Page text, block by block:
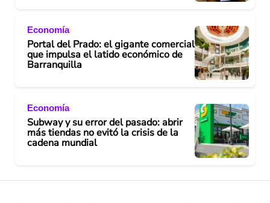
Economía
Portal del Prado: el gigante comercial
que impulsa el latido económico de
Barranquilla
Economía
Subway y su error del pasado: abrir
más tiendas no evitó la crisis de la
cadena mundial